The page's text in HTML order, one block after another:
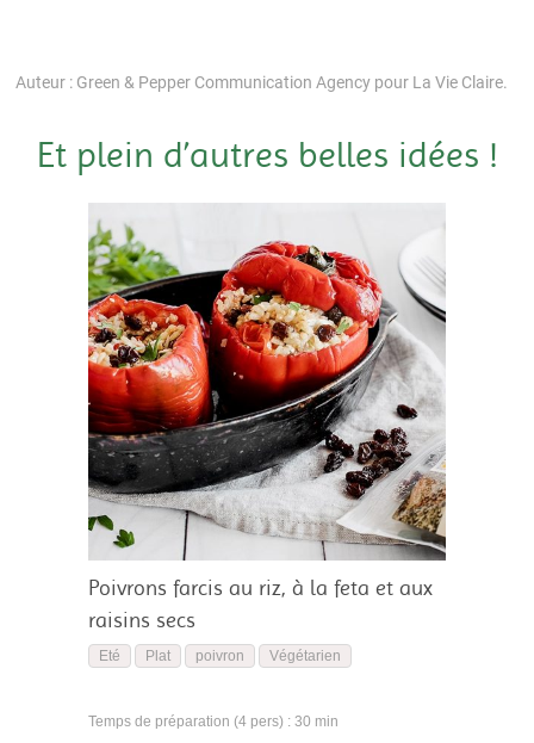
Auteur : Green & Pepper Communication Agency pour La Vie Claire.
Et plein d’autres belles idées !
Poivrons farcis au riz, à la feta et aux
raisins secs
Eté Plat poivron Végétarien
Temps de préparation (4 pers) : 30 min